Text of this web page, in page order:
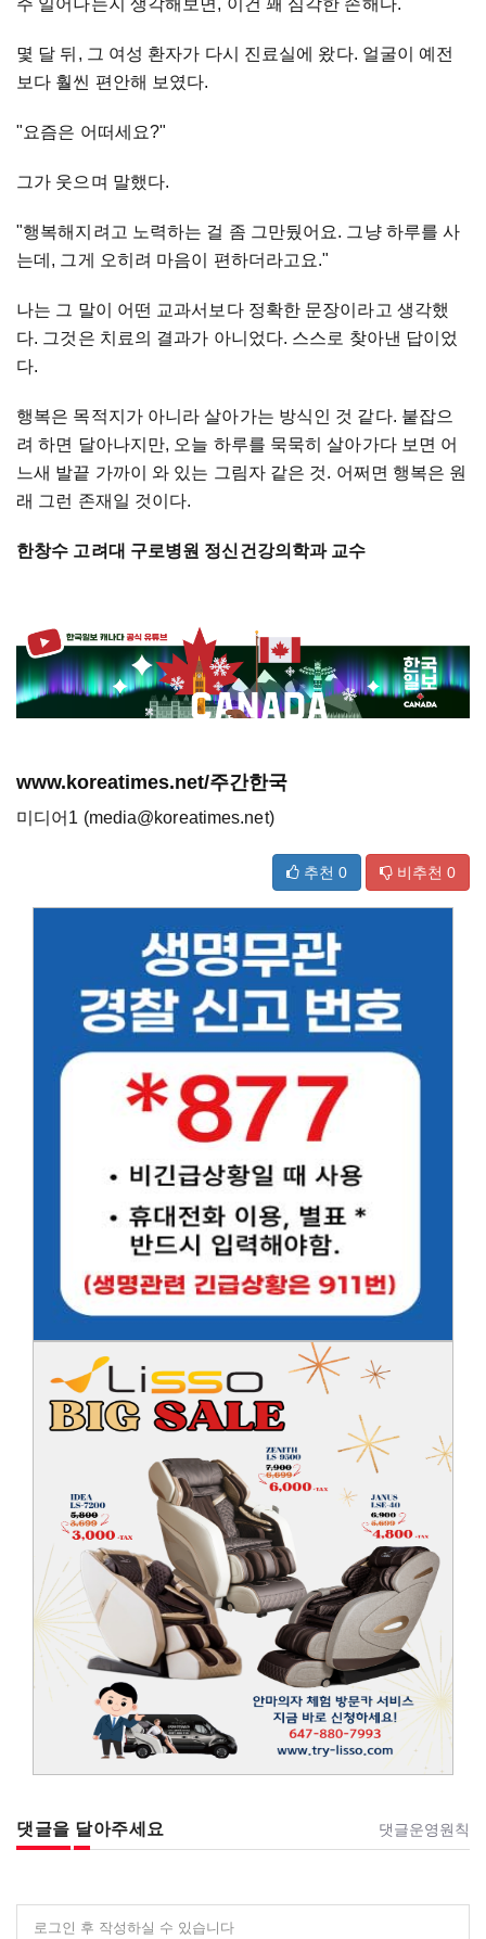
몇 달 뒤, 그 여성 환자가 다시 진료실에 왔다. 얼굴이 예전
보다 훨씬 편안해 보였다.
"요즘은 어떠세요?"
그가 웃으며 말했다.
"행복해지려고 노력하는 걸 좀 그만뒀어요. 그냥 하루를 사
는데, 그게 오히려 마음이 편하더라고요."
나는 그 말이 어떤 교과서보다 정확한 문장이라고 생각했
다. 그것은 치료의 결과가 아니었다. 스스로 찾아낸 답이었
다.
행복은 목적지가 아니라 살아가는 방식인 것 같다. 붙잡으
려 하면 달아나지만, 오늘 하루를 묵묵히 살아가다 보면 어
느새 발끝 가까이 와 있는 그림자 같은 것. 어쩌면 행복은 원
래 그런 존재일 것이다.
한창수 고려대 구로병원 정신건강의학과 교수
www.koreatimes.net/주간한국
미디어1 (media@koreatimes.net)
추천 0 비추천 0
댓글을 달아주세요 댓글운영원칙
로그인 후 작성하실 수 있습니다